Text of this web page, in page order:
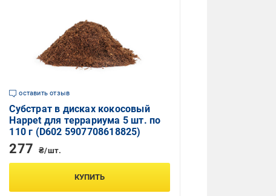
оставить отзыв
Субстрат в дисках кокосовый
Happet для террариума 5 шт. по
110 г (D602 5907708618825)
277 ₴/шт.
КУПИТЬ